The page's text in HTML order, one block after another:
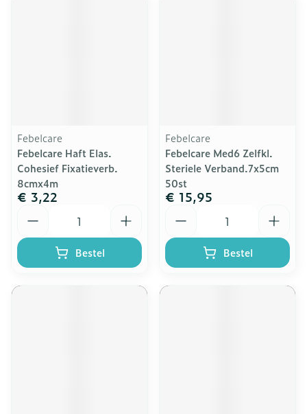
Febelcare
Febelcare Haft Elas.
Cohesief Fixatieverb.
8cmx4m
€ 3,22
Bestel
Febelcare
Febelcare Med6 Zelfkl.
Steriele Verband.7x5cm
50st
€ 15,95
Bestel